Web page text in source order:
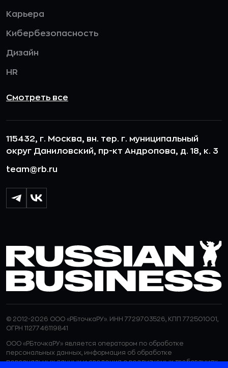
Карьера
Кибербезопасность
Дизайн
HR
Смотреть все
115432, г. Москва, вн. тер. г. муниципальный
округ Даниловский, пр-кт Андропова, д. 18, к. 3
team@rb.ru
© 2012-2026 ООО «РБточкаРУ». ИНН 7729703526, КПП 772501001,
ОГРН 1127746119841
ООО «РБточкаРУ» является оператором по обработке
персональных данных, информация об обработке
персональных данных и сведения о реализуемых требованиях